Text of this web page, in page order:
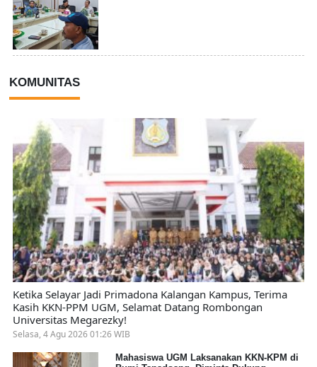
KOMUNITAS
Ketika Selayar Jadi Primadona Kalangan Kampus, Terima
Kasih KKN-PPM UGM, Selamat Datang Rombongan
Universitas Megarezky!
Selasa, 4 Agu 2026 01:26 WIB
Mahasiswa UGM Laksanakan KKN-KPM di